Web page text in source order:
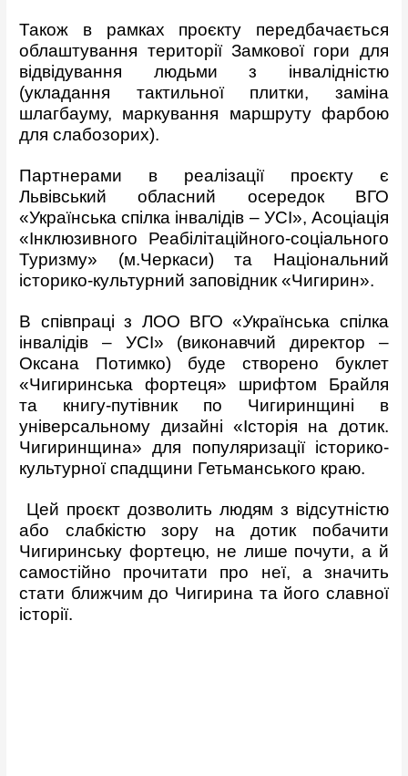
Також в рамках проєкту передбачається
облаштування території Замкової гори для
відвідування людьми з інвалідністю
(укладання тактильної плитки, заміна
шлагбауму, маркування маршруту фарбою
для слабозорих).
Партнерами в реалізації проєкту є
Львівський обласний осередок ВГО
«Українська спілка інвалідів – УСІ», Асоціація
«Інклюзивного Реабілітаційного-соціального
Туризму» (м.Черкаси) та Національний
історико-культурний заповідник «Чигирин».
В співпраці з ЛОО ВГО «Українська спілка
інвалідів – УСІ» (виконавчий директор –
Оксана Потимко) буде створено буклет
«Чигиринська фортеця» шрифтом Брайля
та книгу-путівник по Чигиринщині в
універсальному дизайні «Історія на дотик.
Чигиринщина» для популяризації історико-
культурної спадщини Гетьманського краю.
Цей проєкт дозволить людям з відсутністю
або слабкістю зору на дотик побачити
Чигиринську фортецю, не лише почути, а й
самостійно прочитати про неї, а значить
стати ближчим до Чигирина та його славної
історії.